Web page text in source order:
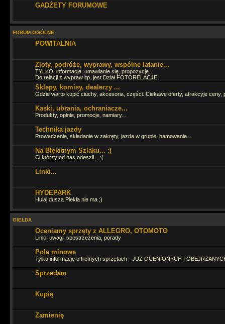
Szybko leci. Dobrze, że zglądasz raz w roku
Cześć Panowie jak tam życie ? Ostatnia moja wizyta tu to 16.06.2024
Pojeździłbym już GruSXR
jakoś pitbike jest fajny, ale duże moto i
więcej adrenalinki
Straszny ruch się tutaj zrobił
Zagląda, zagląda
Ja fejsbóczka nie mam wiec tutaj zagladam bo i tak odpalaja mi sie 3
dzieje
ło panie Tasior sie pojawił
GADŻETY FORUMOWE
FORUM OGÓLNE
POWITALNIA
Zloty, podróże, wyprawy, wspólne latanie...
TYLKO: informacje, umawianie się, propozycje...
Do relacji z wypraw itp. jest Dział FOTORELACJE
Sklepy, komisy, dealerzy ...
Gdzie warto kupić ciuchy, akcesoria, części. Ciekawe oferty, atrakcyje ceny,
Kaski, ubrania, ochraniacze...
Produkty, opinie, promocje, namiary...
Technika jazdy
Prowadzenie, składanie w zakręty, jazda w grupie, hamowanie...
Na Błękitnym Szlaku... :(
Ci którzy od nas odeszli... :(
Linki...
HYDEPARK
Hulaj dusza Piekła nie ma ;)
GIEŁDA
Oceniamy sprzęty z ALLEGRO, OTOMOTO
Linki, uwagi, spostrzeżenia, porady
Pole minowe
Tylko informacje o trefnych sprzętach - JUZ OCENIONYCH I
Sprzedam
Kupię
Zamienię